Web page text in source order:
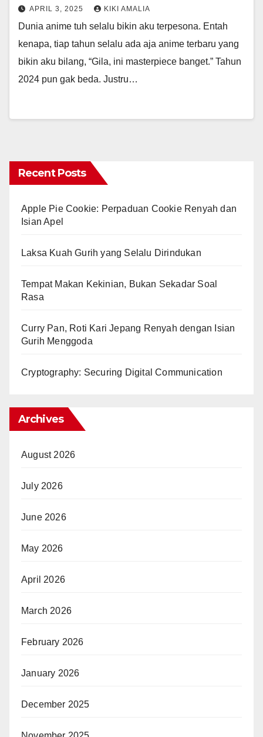
APRIL 3, 2025 KIKI AMALIA
Dunia anime tuh selalu bikin aku terpesona. Entah
kenapa, tiap tahun selalu ada aja anime terbaru yang
bikin aku bilang, “Gila, ini masterpiece banget.” Tahun
2024 pun gak beda. Justru…
Recent Posts
Apple Pie Cookie: Perpaduan Cookie Renyah dan
Isian Apel
Laksa Kuah Gurih yang Selalu Dirindukan
Tempat Makan Kekinian, Bukan Sekadar Soal
Rasa
Curry Pan, Roti Kari Jepang Renyah dengan Isian
Gurih Menggoda
Cryptography: Securing Digital Communication
Archives
August 2026
July 2026
June 2026
May 2026
April 2026
March 2026
February 2026
January 2026
December 2025